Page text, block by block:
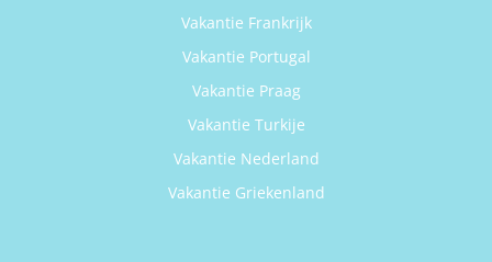
Vakantie Frankrijk
Vakantie Portugal
Vakantie Praag
Vakantie Turkije
Vakantie Nederland
Vakantie Griekenland